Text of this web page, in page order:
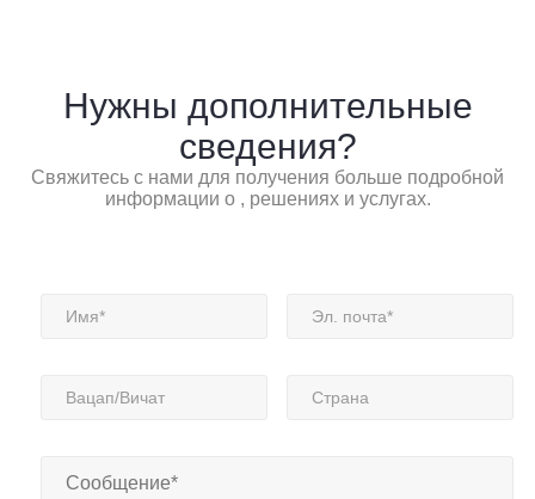
Нужны дополнительные
сведения?
Свяжитесь с нами для получения больше подробной
информации о , решениях и услугах.